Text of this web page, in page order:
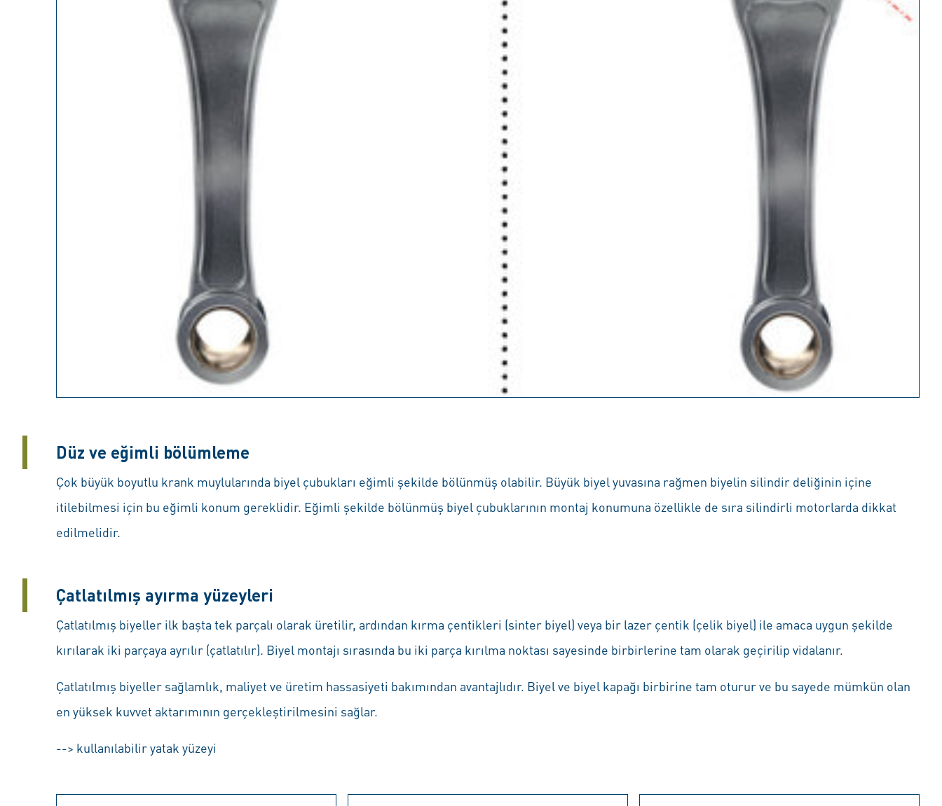
Düz ve eğimli bölümleme
Çok büyük boyutlu krank muylularında biyel çubukları eğimli şekilde bölünmüş olabilir. Büyük biyel yuvasına rağmen biyelin silindir deliğinin içine
itilebilmesi için bu eğimli konum gereklidir. Eğimli şekilde bölünmüş biyel çubuklarının montaj konumuna özellikle de sıra silindirli motorlarda dikkat
edilmelidir.
Çatlatılmış ayırma yüzeyleri
Çatlatılmış biyeller ilk başta tek parçalı olarak üretilir, ardından kırma çentikleri (sinter biyel) veya bir lazer çentik (çelik biyel) ile amaca uygun şekilde
kırılarak iki parçaya ayrılır (çatlatılır). Biyel montajı sırasında bu iki parça kırılma noktası sayesinde birbirlerine tam olarak geçirilip vidalanır.
Çatlatılmış biyeller sağlamlık, maliyet ve üretim hassasiyeti bakımından avantajlıdır. Biyel ve biyel kapağı birbirine tam oturur ve bu sayede mümkün olan
en yüksek kuvvet aktarımının gerçekleştirilmesini sağlar.
--> kullanılabilir yatak yüzeyi